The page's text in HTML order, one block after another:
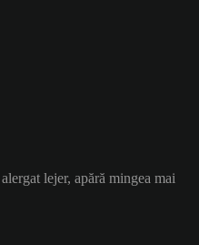
lejer, apără mingea mai